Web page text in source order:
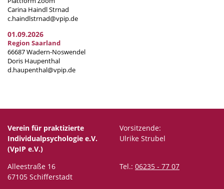
Carina Haindl Strnad
c.haindlstrnad@vpip.de
01.09.2026
Region Saarland
66687 Wadern-Noswendel
Doris Haupenthal
d.haupenthal@vpip.de
Verein für praktizierte
Individualpsychologie e.V.
(VpIP e.V.)
Vorsitzende:
Ulrike Strubel
Alleestraße 16
67105 Schifferstadt
Tel.: 06235 - 77 07